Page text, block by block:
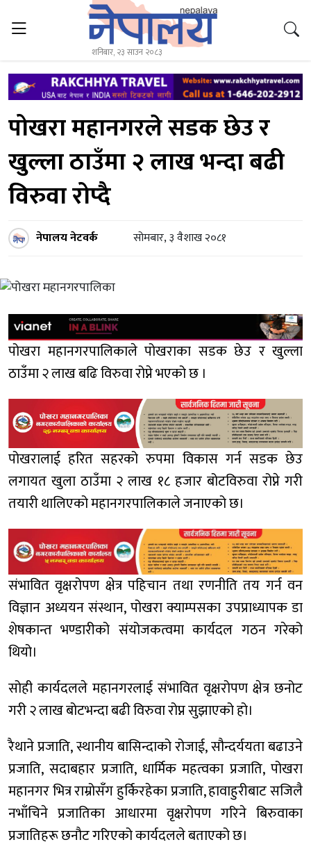
शनिबार, २३ साउन २०८३
पोखरा महानगरले सडक छेउ र
खुल्ला ठाउँमा २ लाख भन्दा बढी
विरुवा रोप्दै
नेपालय नेटवर्क सोमबार, ३ वैशाख २०८१
पोखरा महानगरपालिकाले पोखराका सडक छेउ र खुल्ला
ठाउँमा २ लाख बढि विरुवा रोप्ने भएको छ ।
पोखरालाई हरित सहरको रुपमा विकास गर्न सडक छेउ
लगायत खुला ठाउँमा २ लाख १८ हजार बोटविरुवा रोप्ने गरी
तयारी थालिएको महानगरपालिकाले जनाएको छ।
संभावित वृक्षरोपण क्षेत्र पहिचान तथा रणनीति तय गर्न वन
विज्ञान अध्ययन संस्थान, पोखरा क्याम्पसका उपप्राध्यापक डा
शेषकान्त भण्डारीको संयोजकत्वमा कार्यदल गठन गरेको
थियो।
सोही कार्यदलले महानगरलाई संभावित वृक्षरोपण क्षेत्र छनोट
गरी २ लाख बोटभन्दा बढी विरुवा रोप्न सुझाएको हो।
रैथाने प्रजाति, स्थानीय बासिन्दाको रोजाई, सौन्दर्ययता बढाउने
प्रजाति, सदाबहार प्रजाति, धार्मिक महत्वका प्रजाति, पोखरा
महानगर भित्र राम्रोसँग हुर्किरहेका प्रजाति, हावाहुरीबाट सजिलै
नभाँचिने प्रजातिका आधारमा वृक्षरोपण गरिने बिरुवाका
प्रजातिहरू छनौट गरिएको कार्यदलले बताएको छ।